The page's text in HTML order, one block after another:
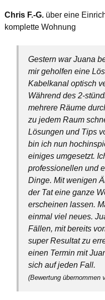
Chris F.-G. über eine
komplette Wohnung
Gestern war Juana
mir geholfen eine
Kabelkanal optisch
Während des 2-
mehrere Räume
zu jedem Raum
Lösungen und Tips
bin ich nun
einiges umgesetzt.
professionellen und
Dinge. Mit wenigen
der Tat eine ganze
erscheinen lassen.
einmal viel neues.
Fällen, mit bereits
super Resultat zu
einen Termin mit
sich auf jeden Fall.
(Bewertung übernommen